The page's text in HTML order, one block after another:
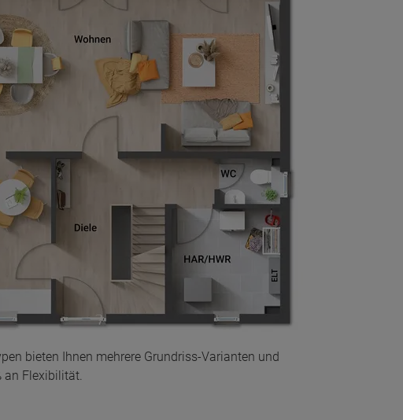
bieten Ihnen mehrere Grundriss-Varianten und
an Flexibilität.